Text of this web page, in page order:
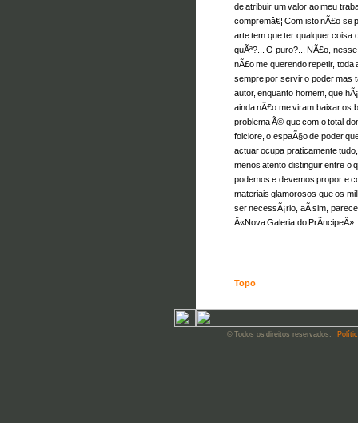
de atribuir um valor ao meu
compremâ€¦ Com isto nÃ£o
arte tem que ter qualquer coisa
quÃª?... O puro?... NÃ£o,
nÃ£o me querendo repetir,
sempre por servir o poder mas
autor, enquanto homem, que
ainda nÃ£o me viram baixar os
problema Ã© que com o total
folclore, o espaÃ§o de poder
actuar ocupa praticamente
menos atento distinguir entre o
podemos e devemos propor e
materiais glamorosos que os
ser necessÃ¡rio, aÃ­ sim,
Â«Nova Galeria do PrÃ­ncipeÂ».
Topo
© Todos os direitos reservados.